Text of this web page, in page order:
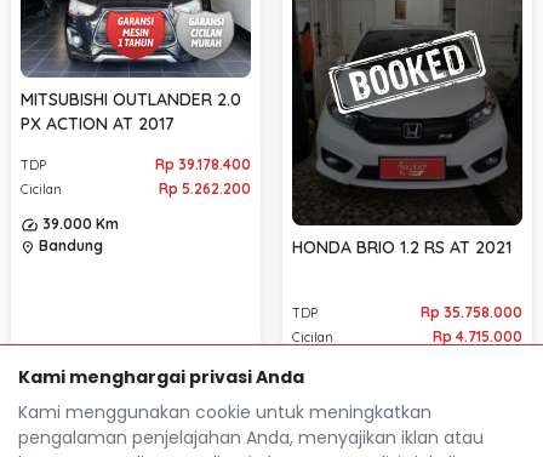
MITSUBISHI OUTLANDER 2.0
PX ACTION AT 2017
TDP Rp 39.178.400
Cicilan
Rp 5.262.200
39.000 Km
location_on Bandung HONDA BRIO 1.2 RS AT 2021
TDP Rp 35.758.000
Cicilan
Rp 4.715.000
Kami menghargai privasi Anda
Kami menggunakan cookie untuk meningkatkan
pengalaman penjelajahan Anda, menyajikan iklan atau